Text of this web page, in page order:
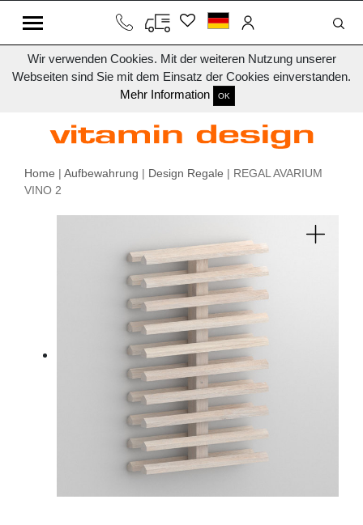
Wir verwenden Cookies. Mit der weiteren Nutzung unserer
Webseiten sind Sie mit dem Einsatz der Cookies einverstanden.
Mehr Information
OK
Home | Aufbewahrung | Design Regale | REGAL AVARIUM
VINO 2